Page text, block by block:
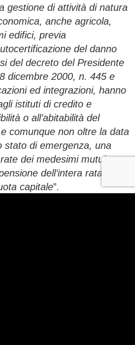
gestione di attività di natura
anche agricola,
edifici, previa
del danno
del decreto del Presidente
dicembre 2000, n. 445 e
ed integrazioni, hanno
istituti di credito e
o all’abitabilità del
comunque non oltre la data
stato di emergenza, una
dei medesimi mutui,
dell’intera rata e
capitale”.